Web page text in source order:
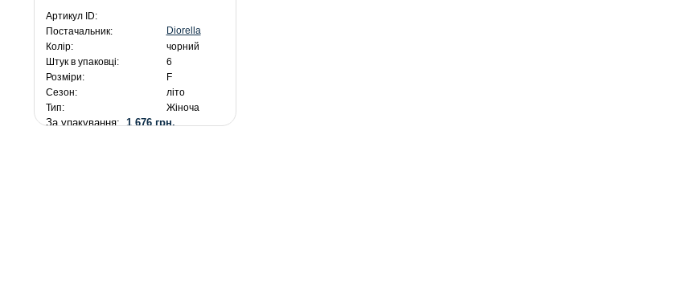
Артикул ID:
Постачальник:
Diorella
Колір:
чорний
Штук в упаковці:
6
Розміри:
F
Сезон:
літо
Тип:
Жіноча
За упакування:1 676 грн.